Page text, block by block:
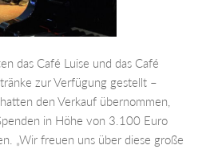
das Café Luise und das Café
zur Verfügung gestellt –
den Verkauf übernommen,
in Höhe von 3.100 Euro
„Wir freuen uns über diese große